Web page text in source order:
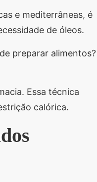
e mediterrâneas, é
de óleos.
preparar
Essa técnica
calórica.